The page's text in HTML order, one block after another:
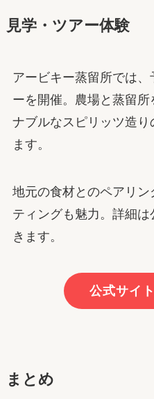
見学・ツアー体験
アービキー蒸留所では
ーを開催。農場と蒸留
ナブルなスピリッツ造り
ます。
地元の食材とのペアリ
ティングも魅力。詳細
きます。
公式サイ
まとめ